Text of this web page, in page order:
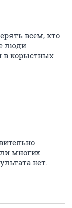
всем, кто
люди
в корыстных
многих
нет.